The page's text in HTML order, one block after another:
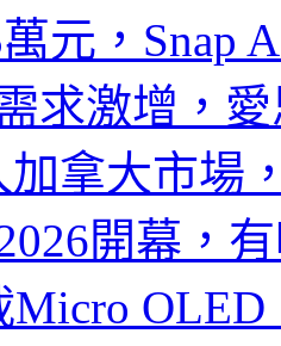
元，Snap
求激增，
加拿大市場
開幕，
Micro